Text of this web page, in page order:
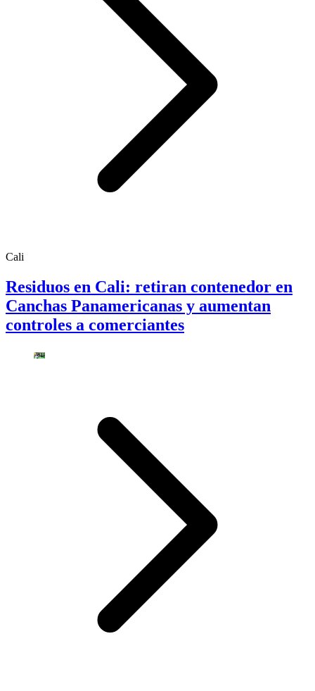
Cali
Residuos en Cali: retiran contenedor en
Canchas Panamericanas y aumentan
controles a comerciantes